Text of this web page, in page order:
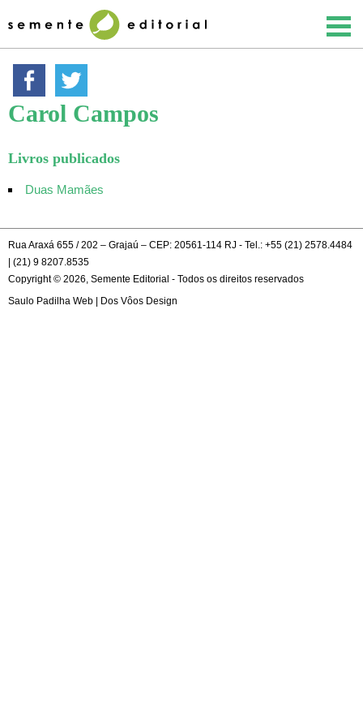
Carol Campos
Livros publicados
Duas Mamães
Rua Araxá 655 / 202 – Grajaú – CEP: 20561-114 RJ - Tel.: +55 (21) 2578.4484
| (21) 9 8207.8535
Copyright © 2026, Semente Editorial - Todos os direitos reservados
Saulo Padilha Web
Dos Vôos Design